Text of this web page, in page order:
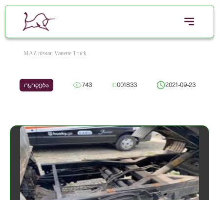
MAZ nissan Vanette Truck
იყიდება 743 ID001833 2021-09-23